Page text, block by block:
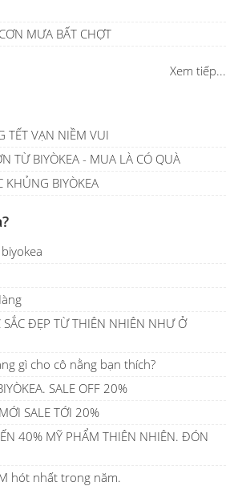
MƯA BẤT CHỢT
Xem tiếp...
TẾT VẠN NIỀM VUI
TỪ BIYÒKEA - MUA LÀ CÓ QUÀ
BIYÒKEA
SẮC ĐẸP TỪ THIÊN NHIÊN NHƯ Ở
gì cho cô nằng bạn thích?
SALE OFF 20%
SALE TỚI 20%
40% MỸ PHẨM THIÊN NHIÊN. ĐÓN
hót nhất trong năm.